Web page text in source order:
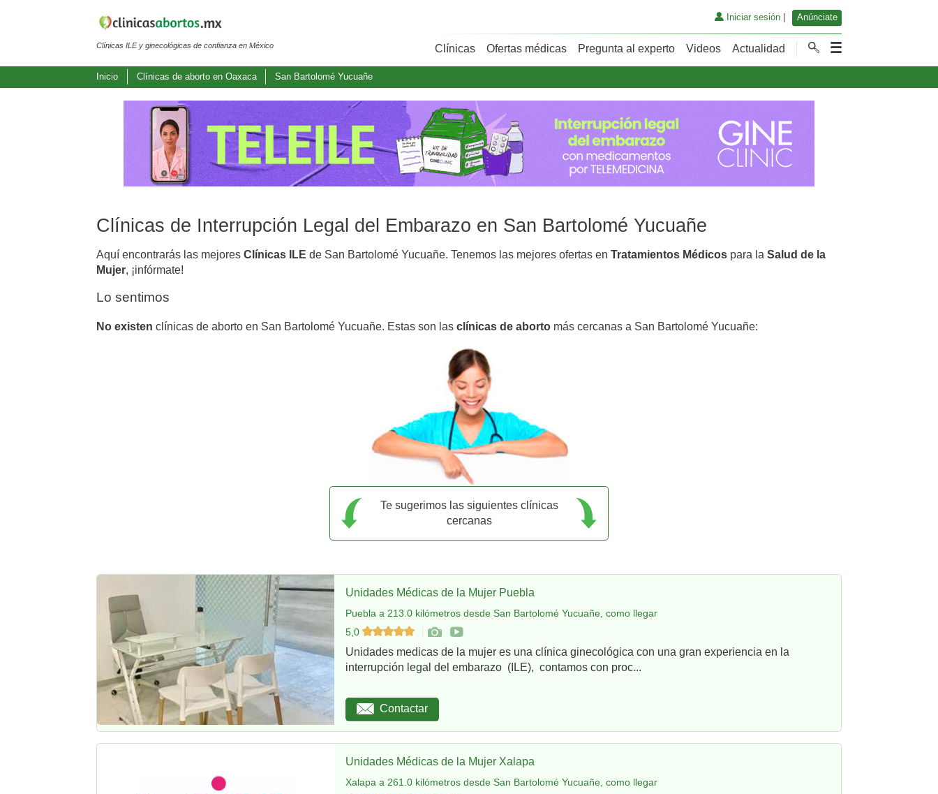
Clínicas ILE y ginecológicas de confianza en México
Iniciar sesión| Anúnciate
Clínicas Ofertas médicas Pregunta al experto Videos Actualidad
Inicio Clínicas de aborto en Oaxaca San Bartolomé Yucuañe
Clínicas de Interrupción Legal del Embarazo en San Bartolomé Yucuañe
Aquí encontrarás las mejores Clínicas ILE de San Bartolomé Yucuañe. Tenemos las mejores ofertas en Tratamientos Médicos para la Salud de la
Mujer, ¡infórmate!
Lo sentimos
No existen clínicas de aborto en San Bartolomé Yucuañe. Estas son las clínicas de aborto más cercanas a San Bartolomé Yucuañe:
Te sugerimos las siguientes clínicas
cercanas
Unidades Médicas de la Mujer Puebla
Puebla a 213.0 kilómetros desde San Bartolomé Yucuañe, como llegar
5,0
Unidades medicas de la mujer es una clínica ginecológica con una gran experiencia en la
interrupción legal del embarazo (ILE), contamos con proc...
Contactar
Unidades Médicas de la Mujer Xalapa
Xalapa a 261.0 kilómetros desde San Bartolomé Yucuañe, como llegar